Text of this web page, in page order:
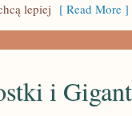
lepiej [ Read More ]
i